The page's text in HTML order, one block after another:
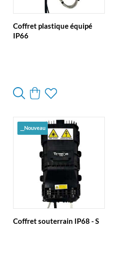
Coffret plastique équipé
IP66
__Nouveau
Coffret souterrain IP68 - S